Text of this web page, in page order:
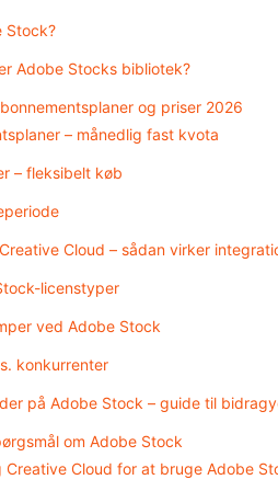
Stock?
Adobe Stocks bibliotek?
og priser 2026
– månedlig fast kvota
– fleksibelt køb
Cloud – sådan virker
licenstyper
ved Adobe Stock
konkurrenter
på Adobe Stock – guide til
om Adobe Stock
Creative Cloud for at bruge Adobe